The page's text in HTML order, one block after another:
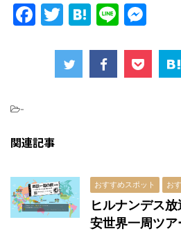
F
o
k
T
itt
er
H
e
n
Li
e s
s
er
-
関連記事
おすすめスポット お
ヒルナンデス
安世界一周ツ